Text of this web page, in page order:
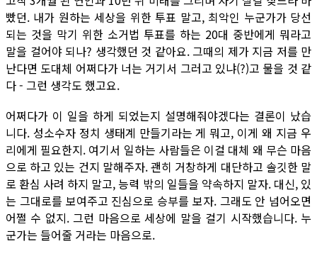
빴던. 내가 원하는 세상을 위한 투표 말고, 최악인 누군가가 당선
되는 것을 막기 위한 소거법 투표를 하는 20대 중반에게 뭐라고
말을 걸어야 되나? 생각했던 것 같아요. 그때의 제가 지금 저를 만
난다면 도대체 어쩌다가 너는 거기서 그러고 있냐(?)고 물을 것 같
다 - 그런 생각도 했고요.
어쩌다가 이 일을 하게 되었는지 설명해줘야겠다는 결론이 났습
니다. 성소수자 정치 생태계 만들기라는 게 뭐고, 이게 왜 지금 우
리에게 필요한지. 여기서 일하는 사람들은 이걸 대체 왜 무슨 마음
으로 하고 있는 건지 말해주자. 괜히 거창하게 대단하고 솔깃한 말
로 환심 사려 하지 말고, 능력 밖의 일들을 약속하지 말자. 대신, 있
는 그대로를 보여주고 진심으로 승부를 보자. 그래도 안 넘어오면
어쩔 수 없지. 그런 마음으로 세상에 말을 걸기 시작했습니다. 누
군가는 들어줄 거라는 마음으로.